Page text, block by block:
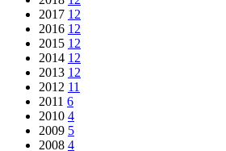
2017 12
2016 12
2015 12
2014 12
2013 12
2012 11
2011 6
2010 4
2009 5
2008 4